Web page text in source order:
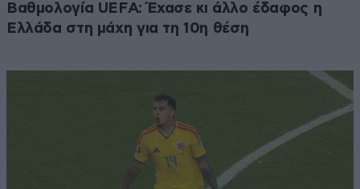
Βαθμολογία UEFA: Έχασε κι άλλο έδαφος η
Ελλάδα στη μάχη για τη 10η θέση